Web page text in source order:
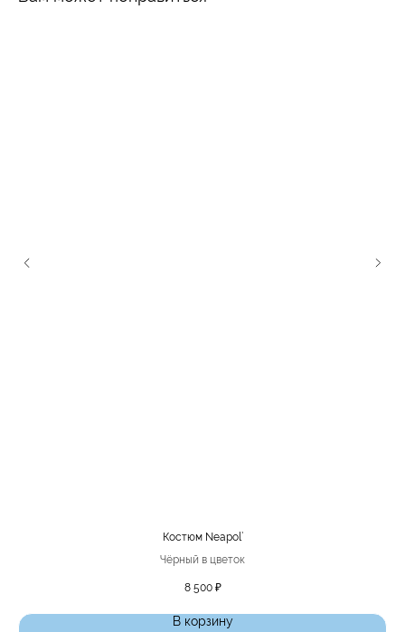
Костюм Neapol’
Чёрный в цветок
8 500 ₽
В корзину